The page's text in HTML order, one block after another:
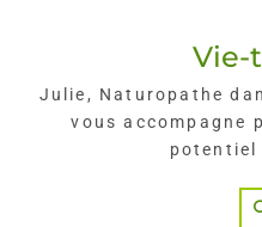
Vie-
Julie, Naturopathe
vous accompagne
potentiel